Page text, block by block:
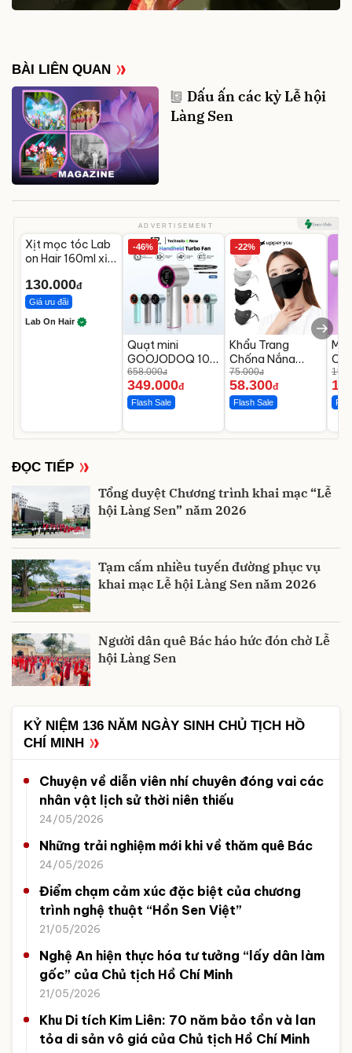
BÀI LIÊN QUAN
Dấu ấn các kỳ Lễ hội
Làng Sen
ADVERTISEMENT
Xịt mọc tóc Lab
on Hair 160ml xịt
giấm táo
130.000đ
Giá ưu đãi
Lab On Hair
-46%
Quạt mini
GOOJODOQ 100
tốc độ gió cầm
tay
658.000đ
349.000đ
Flash Sale
-22%
Khẩu Trang
Chống Nắng
UPF50+ Chống
UV UPPER YOU
75.000đ
58.300đ
Flash Sale
ĐỌC TIẾP
Tổng duyệt Chương trình khai mạc “Lễ
hội Làng Sen” năm 2026
Tạm cấm nhiều tuyến đường phục vụ
khai mạc Lễ hội Làng Sen năm 2026
Người dân quê Bác háo hức đón chờ Lễ
hội Làng Sen
KỶ NIỆM 136 NĂM NGÀY SINH CHỦ TỊCH HỒ
CHÍ MINH
Chuyện về diễn viên nhí chuyên đóng vai các
nhân vật lịch sử thời niên thiếu
24/05/2026
Những trải nghiệm mới khi về thăm quê Bác
24/05/2026
Điểm chạm cảm xúc đặc biệt của chương
trình nghệ thuật “Hồn Sen Việt”
21/05/2026
Nghệ An hiện thực hóa tư tưởng “lấy dân làm
gốc” của Chủ tịch Hồ Chí Minh
21/05/2026
Khu Di tích Kim Liên: 70 năm bảo tồn và lan
tỏa di sản vô giá của Chủ tịch Hồ Chí Minh